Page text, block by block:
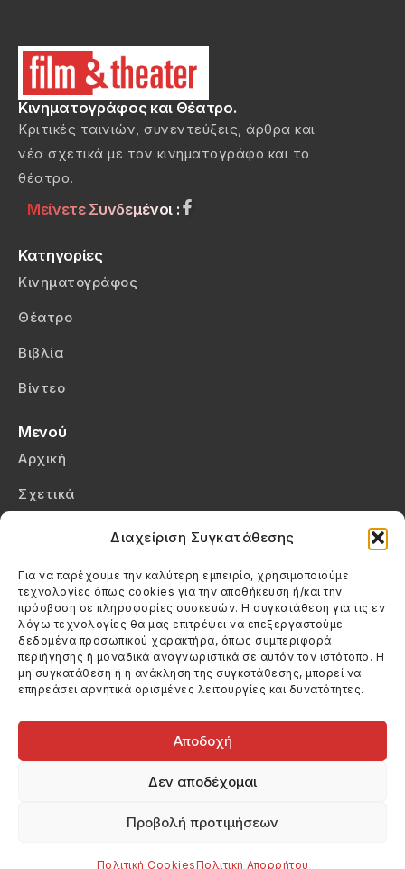
Διαχείριση Συγκατάθεσης
Για να παρέχουμε την καλύτερη εμπειρία, χρησιμοποιούμε
τεχνολογίες όπως cookies για την αποθήκευση ή/και την
πρόσβαση σε πληροφορίες συσκευών. Η συγκατάθεση για τις εν
λόγω τεχνολογίες θα μας επιτρέψει να επεξεργαστούμε
δεδομένα προσωπικού χαρακτήρα, όπως συμπεριφορά
περιήγησης ή μοναδικά αναγνωριστικά σε αυτόν τον ιστότοπο. Η
μη συγκατάθεση ή η ανάκληση της συγκατάθεσης, μπορεί να
επηρεάσει αρνητικά ορισμένες λειτουργίες και δυνατότητες.
Αποδοχή
Δεν αποδέχομαι
Προβολή προτιμήσεων
Πολιτική CookiesΠολιτική Απορρήτου
Κινηματογράφος και Θέατρο.
Κριτικές ταινιών, συνεντεύξεις, άρθρα και
νέα σχετικά με τον κινηματογράφο και το
θέατρο.
Μείνετε Συνδεμένοι :
Κατηγορίες
Κινηματογράφος
Θέατρο
Βιβλία
Βίντεο
Μενού
Αρχική
Σχετικά
Πολιτική Cookies (ΕΕ)
Στοιχεία Επικοινωνίας
Καλεσέ μας
(+30) 6974123481
Στείλε μας email
info@filmandtheater.gr
Copyright 2026 Filmandtheater / All rights reserved